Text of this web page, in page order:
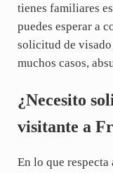
tienes familiares
puedes esperar a
solicitud de visado
muchos casos,
¿Necesito
visitante a
En lo que